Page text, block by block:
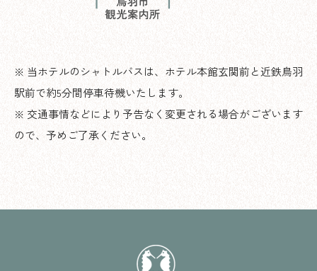
※ 当ホテルのシャトルバスは、ホテル本館玄関前と近鉄鳥羽
駅前で約5分間停車待機いたします。
※ 交通事情などにより予告なく変更される場合がございます
ので、予めご了承ください。